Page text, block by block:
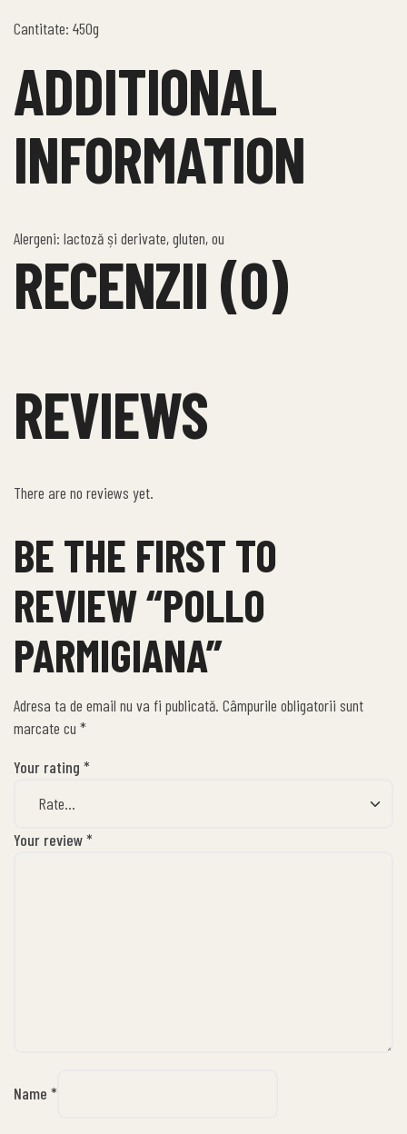
Cantitate: 450g
ADDITIONAL
INFORMATION
Alergeni: lactoză și derivate, gluten, ou
RECENZII (0)
REVIEWS
There are no reviews yet.
BE THE FIRST TO
REVIEW “POLLO
PARMIGIANA”
Adresa ta de email nu va fi publicată. Câmpurile obligatorii sunt
marcate cu *
Your rating *
Your review*
Name *